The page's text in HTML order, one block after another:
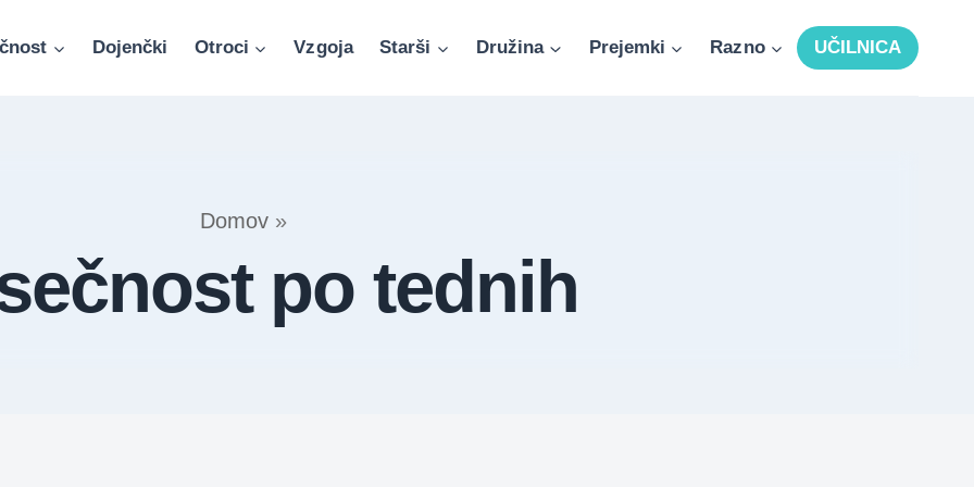
Dojenčki Otroci Vzgoja Starši Družina Prejemki Razno UČILNICA
Domov »
po tednih